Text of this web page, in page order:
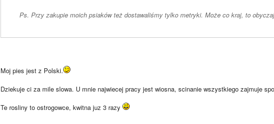
Ps. Przy zakupie moich psiaków też dostawaliśmy tylko metryki. Może co kraj, to
Moj pies jest z Polski.
Dziekuje ci za mile slowa. U mnie najwiecej pracy jest wiosna, scinanie wszystkiego zajmuje
Te rosliny to ostrogowce, kwitna juz 3 razy